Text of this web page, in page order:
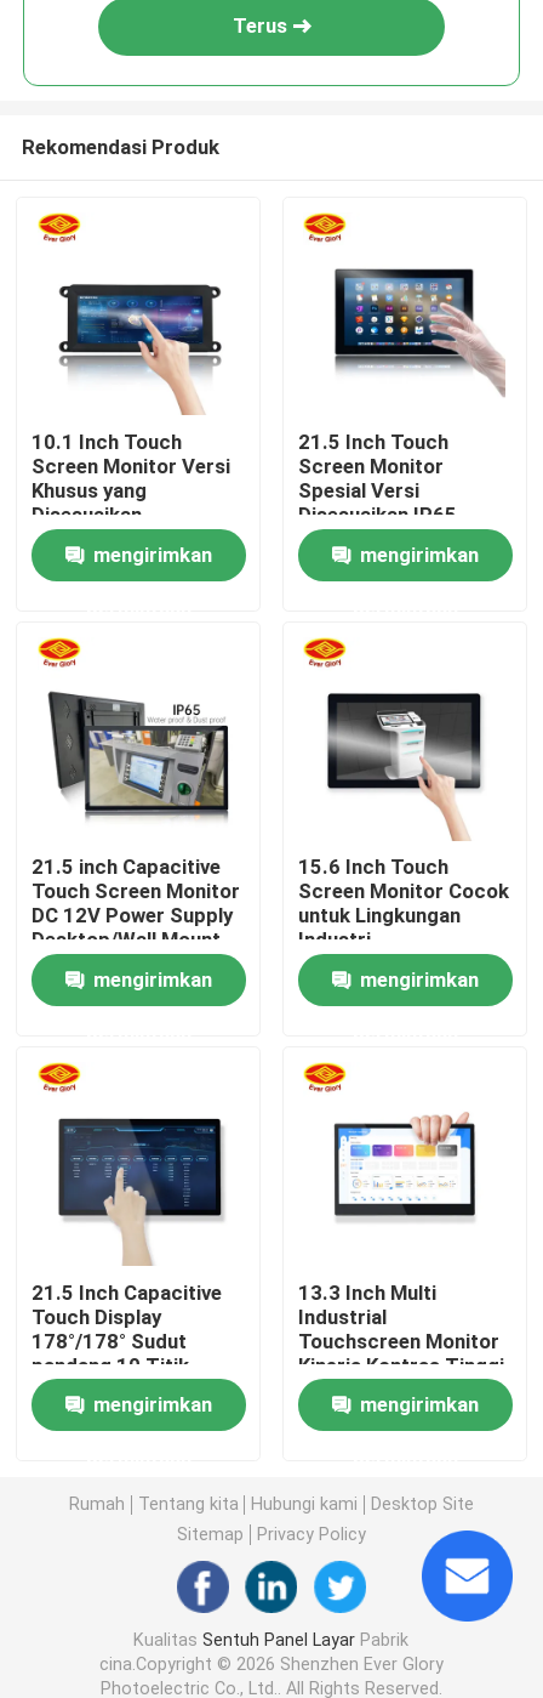
Rumah
Produk
Wisata pabrik
Hubungi kami
Berita
Quote request suatu
Sentuh Panel Layar
Panel LCD Layar Sentuh
Panel Sentuh Industri
Panel sentuh kapasitif
Tampilan Ikatan Optik
Layar Multi Sentuh
Modul Tampilan Layar Sentuh
Terus
Rekomendasi Produk
10.1 Inch Touch
Screen Monitor Versi
Khusus yang
Disesuaikan
mengirimkan
21.5 Inch Touch
Screen Monitor
Spesial Versi
Disesuaikan IP65
Waterproof
mengirimkan
21.5 inch Capacitive
Touch Screen Monitor
DC 12V Power Supply
Desktop/Wall Mount
Opsional
mengirimkan
15.6 Inch Touch
Screen Monitor Cocok
untuk Lingkungan
Industri
mengirimkan
21.5 Inch Capacitive
Touch Display
178°/178° Sudut
pandang 10 Titik
mengirimkan
13.3 Inch Multi
Industrial
Touchscreen Monitor
Kinerja Kontras Tinggi
72% NTSC Color
Coveragemengirimkan
Rumah Tentang kita Hubungi kami
Desktop Site
Sitemap
Privacy Policy
KualitasSentuh Panel Layar Pabrik
cina.Copyright © 2026 Shenzhen Ever Glory
Photoelectric Co., Ltd.. All Rights Reserved.